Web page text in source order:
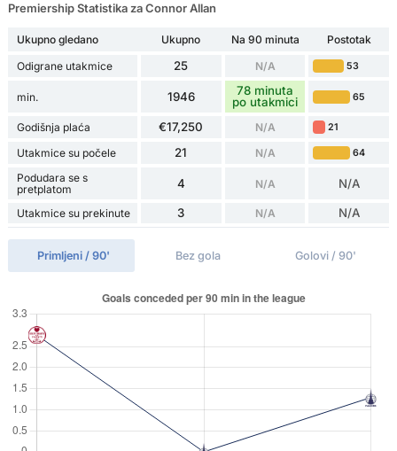
Premiership Statistika za Connor Allan
Ukupno gledano Ukupno Na 90 minuta
Postotak
Odigrane utakmice
25 N/A 53
min. 1946
78 minuta
po utakmici
65
Godišnja plaća €17,250 N/A 21
Utakmice su počele 21 N/A 64
Podudara se s
pretplatom
4 N/A N/A
Utakmice su prekinute 3 N/A N/A
Primljeni / 90' Bez gola Golovi / 90'